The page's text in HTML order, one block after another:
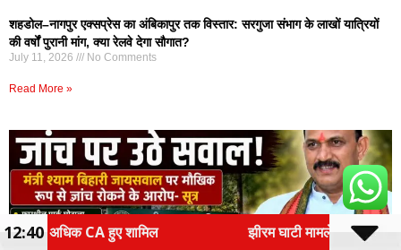
शहडोल–नागपुर एक्सप्रेस का अंबिकापुर तक विस्तार: सरगुजा संभाग के लाखों यात्रियों
की वर्षों पुरानी मांग, क्या रेलवे देगा सौगात?
July 11, 2026 No Comments
Read More »
झीरम घाटी मामले में 13 साल बाद निर्णायक मोड़, 10 अगस्त को
12:40